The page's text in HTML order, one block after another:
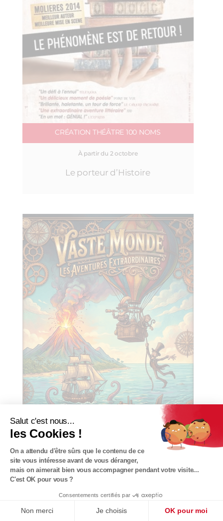
CRÉATION THÉÂTRE 100 NOMS
À partir du 2 octobre
Le porteur d’Histoire
Vaste Monde
Salut c'est nous...
les Cookies !
On a attendu d'être sûrs que le contenu de ce
site vous intéresse avant de vous déranger,
mais on aimerait bien vous accompagner pendant votre visite...
C'est OK pour vous ?
Consentements certifiés par
Non merci Je choisis OK pour moi